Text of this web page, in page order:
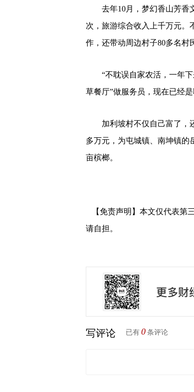
去年10月，梦幻香山芳香
次，旅游综合收入上千万元。
作，还带动周边村子80多名村
“不耽误自家农活，一年
草餐厅”做服务员，现在已经是
加利坡村不仅自己富了，
多万元，为屯城镇、南坤镇的
亩槟榔。
【免责声明】本文仅代表第
请自担。
写评论 已有 0 条评论